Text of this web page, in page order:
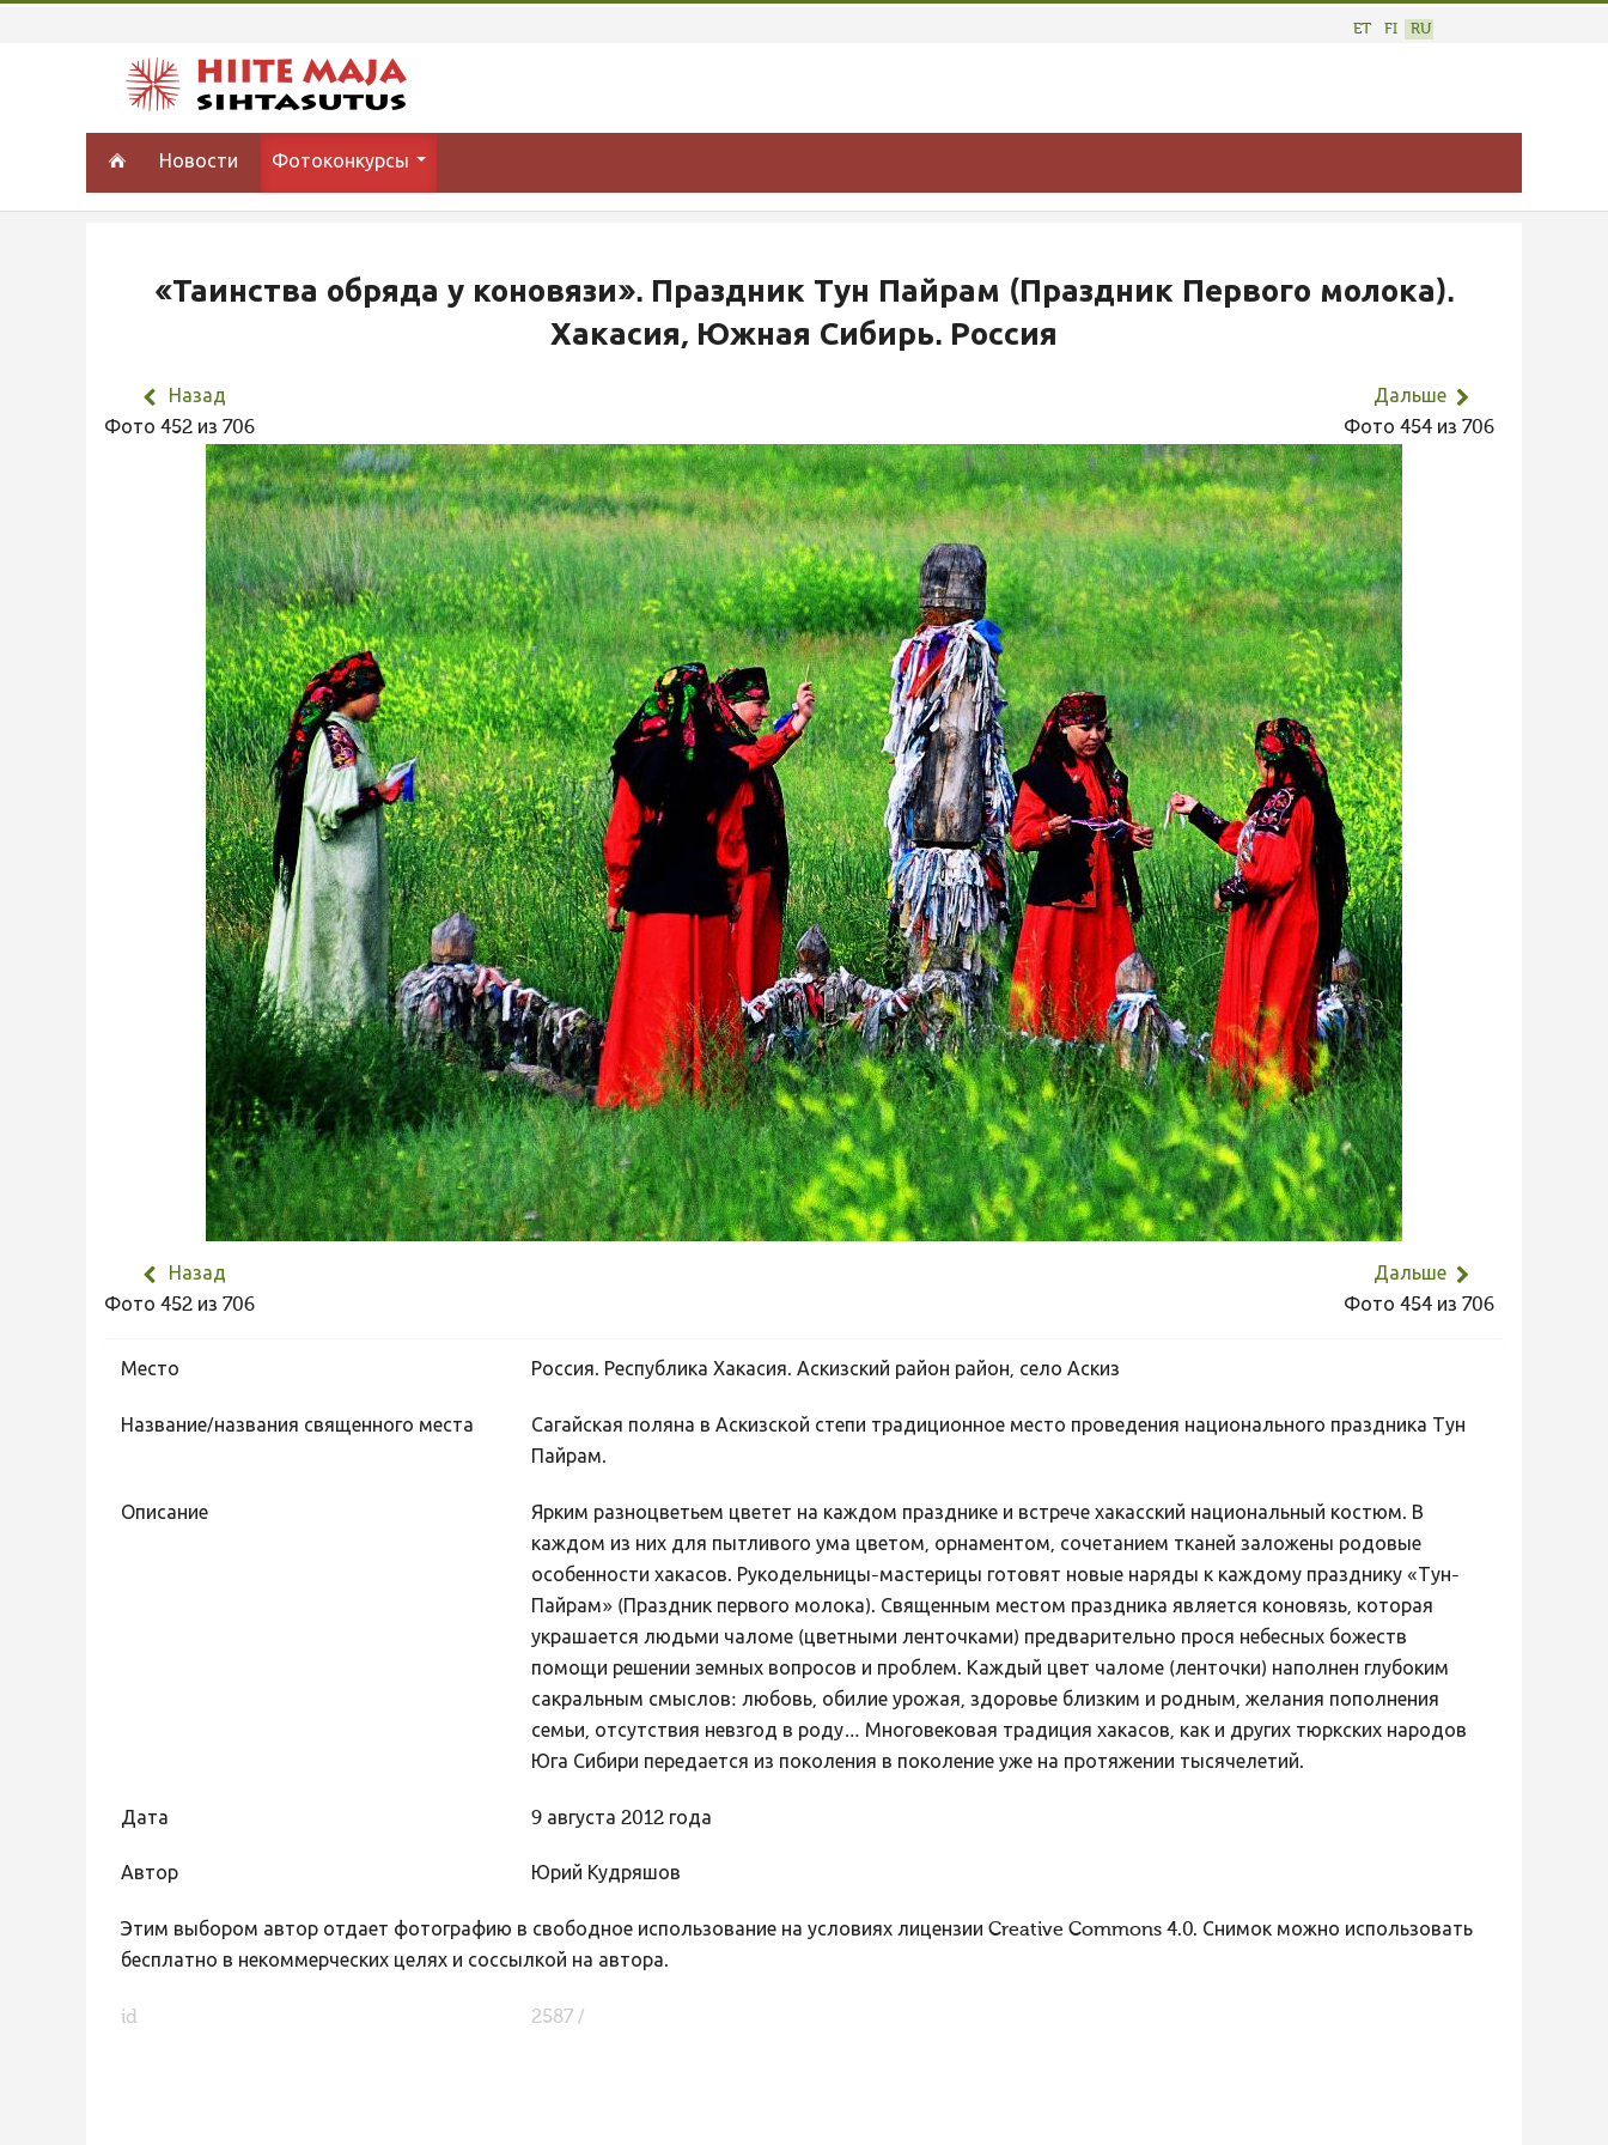
ET FI RU
Новости Фотоконкурсы
«Таинства обряда у коновязи». Праздник Тун Пайрам (Праздник Первого молока).
Хакасия, Южная Сибирь. Россия
Назад
Фото 452 из 706
Дальше
Фото 454 из 706
Назад
Фото 452 из 706
Дальше
Фото 454 из 706
Место Россия. Республика Хакасия. Аскизский район район, село Аскиз
Название/названия священного места
Сагайская поляна в Аскизской степи традиционное место проведения национального праздника Тун
Пайрам.
Описание
Ярким разноцветьем цветет на каждом празднике и встрече хакасский национальный костюм. В
каждом из них для пытливого ума цветом, орнаментом, сочетанием тканей заложены родовые
особенности хакасов. Рукодельницы-мастерицы готовят новые наряды к каждому празднику «Тун-
Пайрам» (Праздник первого молока). Священным местом праздника является коновязь, которая
украшается людьми чаломе (цветными ленточками) предварительно прося небесных божеств
помощи решении земных вопросов и проблем. Каждый цвет чаломе (ленточки) наполнен глубоким
сакральным смыслов: любовь, обилие урожая, здоровье близким и родным, желания пополнения
семьи, отсутствия невзгод в роду… Многовековая традиция хакасов, как и других тюркских народов
Юга Сибири передается из поколения в поколение уже на протяжении тысячелетий.
Дата 9 августа 2012 года
Автор Юрий Кудряшов
Этим выбором автор отдает фотографию в свободное использование на условиях лицензии Creative Commons 4.0. Снимок можно использовать
бесплатно в некоммерческих целях и соссылкой на автора.
id 2587 /